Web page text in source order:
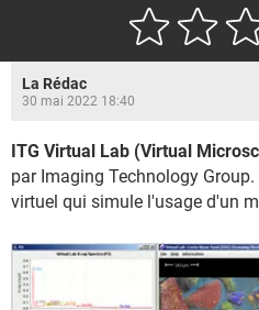
La Rédac
30 mai 2022 18:40
ITG Virtual Lab (Virtual
par Imaging Technology
virtuel qui simule l'usage d'un